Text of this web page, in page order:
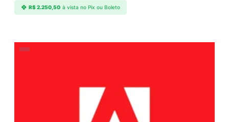
R$2.250,50 à vista no Pix ou Boleto